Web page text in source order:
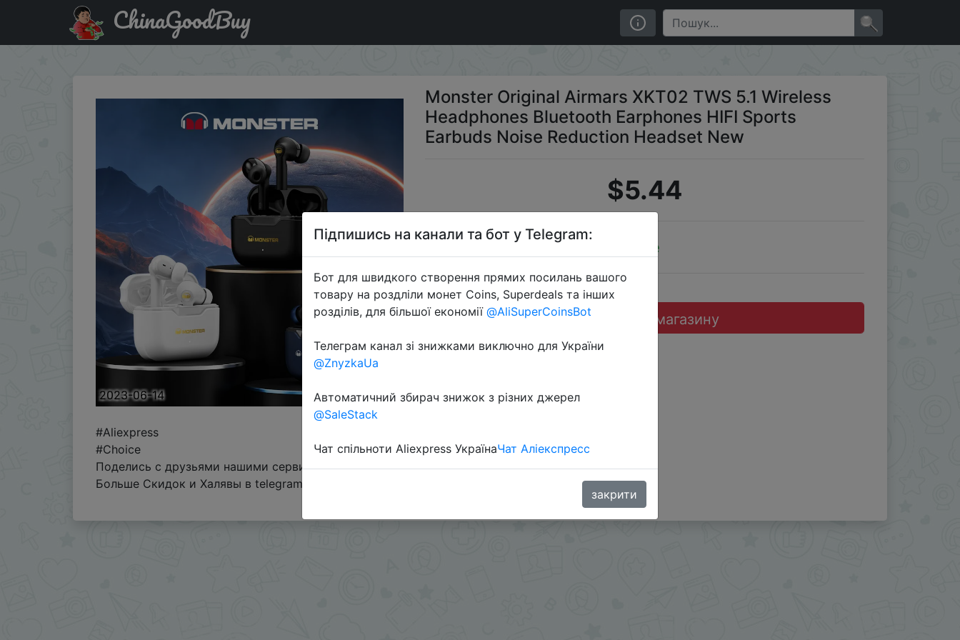
Придбати по акціи Monster Original Airmars XKT02 TWS 5.1 Wireless Headphones Bluetooth Earphones HIFI Sports Earbuds Noise Reduction Headset New
ChinaGoodBuy
2023-06-14
Monster Original Airmars XKT02 TWS 5.1 Wireless
Headphones Bluetooth Earphones HIFI Sports
Earbuds Noise Reduction Headset New
$5.44
Sale
Перейти до магазину
#Aliexpress
#Choice
Поделись с друзьями нашими сервисами - @Skidkovozik
Больше Скидок и Халявы в telegram
Підпишись на канали та бот у Telegram:
Бот для швидкого створення прямих посилань вашого
товару на роздліли монет Coins, Superdeals та інших
розділів, для більшої економії @AliSuperCoinsBot
Телеграм канал зі знижками виключно для України
@ZnyzkaUa
Автоматичний збирач знижок з різних джерел
@SaleStack
Чат спільноти Aliexpress УкраїнаЧат Аліекспресс
закрити